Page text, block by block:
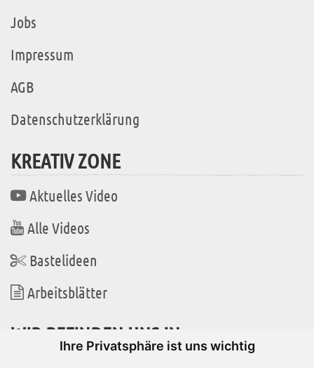
Ihre Privatsphäre ist uns wichtig
Jobs
Impressum
AGB
Datenschutzerklärung
KREATIV ZONE
Aktuelles Video
Alle Videos
Bastelideen
Arbeitsblätter
WIR BEFINDEN UNS IN